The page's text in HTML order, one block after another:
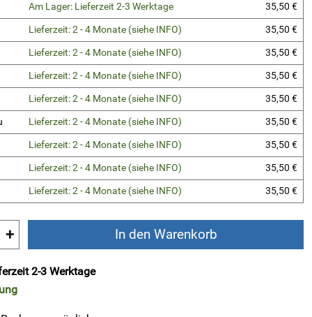
Am Lager: Lieferzeit 2-3 Werktage
35,50 €
Lieferzeit: 2 - 4 Monate (siehe INFO)
35,50 €
Lieferzeit: 2 - 4 Monate (siehe INFO)
35,50 €
Lieferzeit: 2 - 4 Monate (siehe INFO)
35,50 €
Lieferzeit: 2 - 4 Monate (siehe INFO)
35,50 €
Lieferzeit: 2 - 4 Monate (siehe INFO)
35,50 €
Lieferzeit: 2 - 4 Monate (siehe INFO)
35,50 €
Lieferzeit: 2 - 4 Monate (siehe INFO)
35,50 €
Lieferzeit: 2 - 4 Monate (siehe INFO) 35,50 €
+ In den Warenkorb
2-3 Werktage